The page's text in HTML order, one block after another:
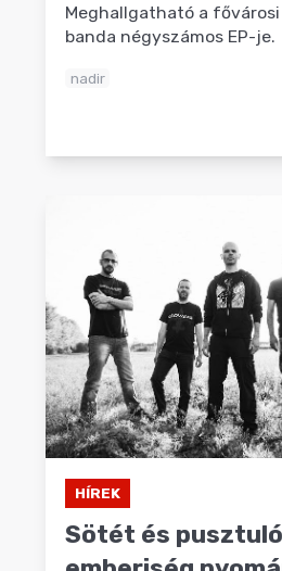
Meghallgatható a
banda négyszámos EP-je.
nadir
HÍREK
Sötét és